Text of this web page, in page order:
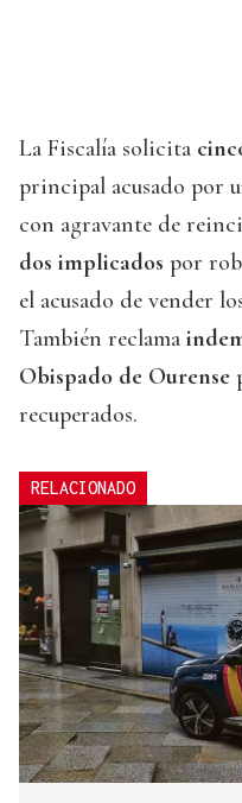
La Fiscalía solicita
principal acusado por
con agravante de
dos implicados por
el acusado de vender
También reclama
Obispado de Ourense
recuperados.
RELACIONADO